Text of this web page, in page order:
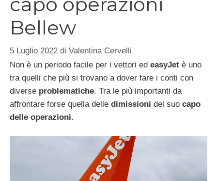
Bellew
5 Luglio 2022 di Valentina Cervelli
Non è un periodo facile per i vettori ed easyJet è uno
tra quelli che più si trovano a dover fare i conti con
diverse problematiche. Tra le più importanti da
affrontare forse quella delle dimissioni del suo capo
delle operazioni.